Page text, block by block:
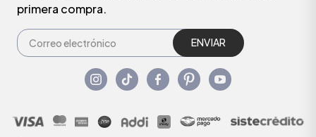
primera compra.
ENVIAR